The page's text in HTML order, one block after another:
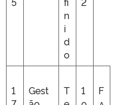
n
i
d
o
1
Gest
T
1
F